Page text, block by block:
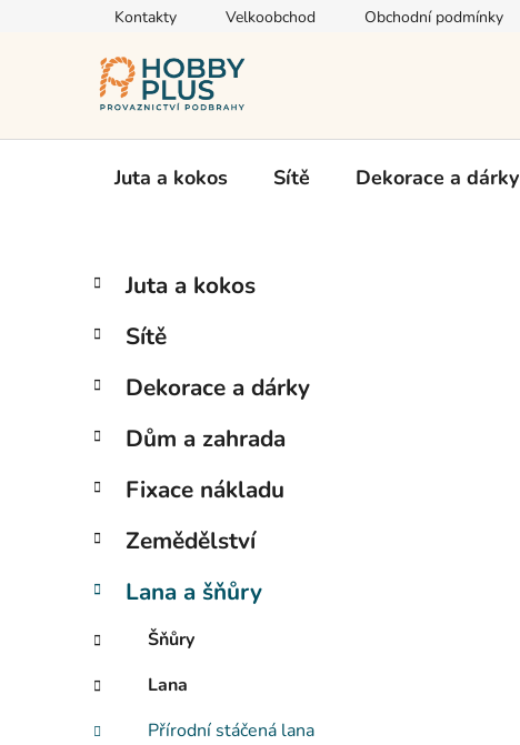
Kontakty Velkoobchod Obchodní podmínky
Juta a kokos Sítě Dekorace a dárky
P
s
r
n
n
í
p
n
l
Přeskočit
kategorie
K
a
e
o
i
Juta a kokos
Sítě
Dekorace a dárky
Dům a zahrada
Fixace nákladu
Zemědělství
Lana a šňůry
Šňůry
Lana
Přírodní stáčená lana